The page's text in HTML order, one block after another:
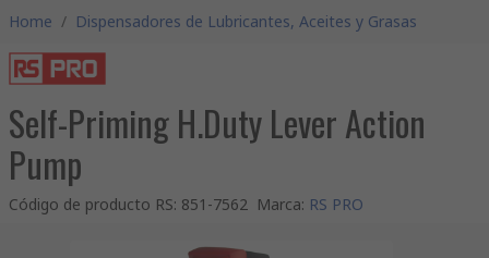
Home / Dispensadores de Lubricantes, Aceites y Grasas
Self-Priming H.Duty Lever Action
Pump
Código de producto RS: 851-7562 Marca: RS PRO